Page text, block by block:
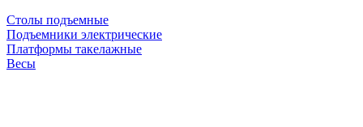
Столы подъемные
Подъемники электрические
Платформы такелажные
Весы